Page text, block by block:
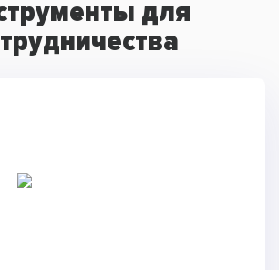
для